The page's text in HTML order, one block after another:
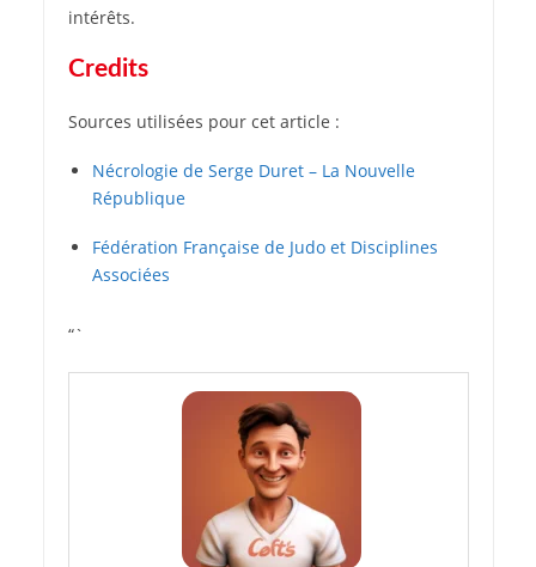
intérêts.
Credits
Sources utilisées pour cet article :
Nécrologie de Serge Duret – La Nouvelle
République
Fédération Française de Judo et Disciplines
Associées
“`